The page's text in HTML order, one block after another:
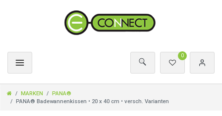
0
MARKEN
PANA®
PANA® Badewannenkissen • 20 x 40 cm • versch. Varianten